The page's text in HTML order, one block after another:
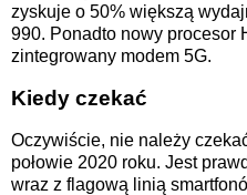
zyskuje o 50% większą
990. Ponadto nowy procesor
zintegrowany modem 5G.
Kiedy czekać
Oczywiście, nie należy
połowie 2020 roku. Jest
wraz z flagową linią